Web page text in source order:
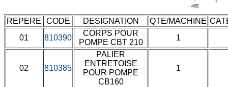
REPERE CODE DESIGNATION QTE/MACHINE
01
810390
CORPS POUR
POMPE CBT 210
1
02 810385
PALIER
ENTRETOISE
POUR POMPE
CB160
1